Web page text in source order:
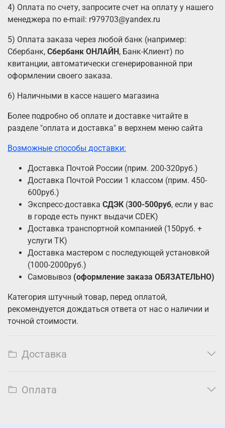
4) Оплата по счету, запросите счет на оплату у нашего
менеджера по e-mail: r979703@yandex.ru
5) Оплата заказа через любой банк (например:
Сбербанк, Сбербанк ОНЛАЙН, Банк-Клиент) по
квитанции, автоматически сгенерированной при
оформлении своего заказа.
6) Наличными в кассе нашего магазина
Более подробно об оплате и доставке читайте в
разделе "оплата и доставка" в верхнем меню сайта
Возможные способы доставки:
Доставка Почтой России (прим. 200-320руб.)
Доставка Почтой России 1 классом (прим. 450-
600руб.)
Экспресс-доставка СДЭК(300-500руб, если у вас
в городе есть пункт выдачи CDEK)
Доставка транспортной компанией (150руб. +
услуги ТК)
Доставка мастером с последующей установкой
(1000-2000руб.)
Самовывоз (оформление заказа ОБЯЗАТЕЛЬНО)
Категория штучный товар, перед оплатой,
рекомендуется дождаться ответа от нас о наличии и
точной стоимости.
Доставка
Оплата